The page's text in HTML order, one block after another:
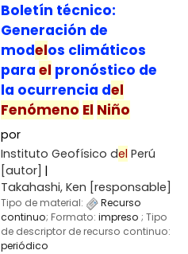
Boletín técnico:
Generación de
modelos climáticos
para el pronóstico de
la ocurrencia del
Fenómeno El Niño
por
Instituto Geofísico del Perú
[autor]
Takahashi, Ken [responsable]
Tipo de material:
Recurso
continuo; Formato: impreso ; Tipo
de descriptor de recurso continuo:
periódico